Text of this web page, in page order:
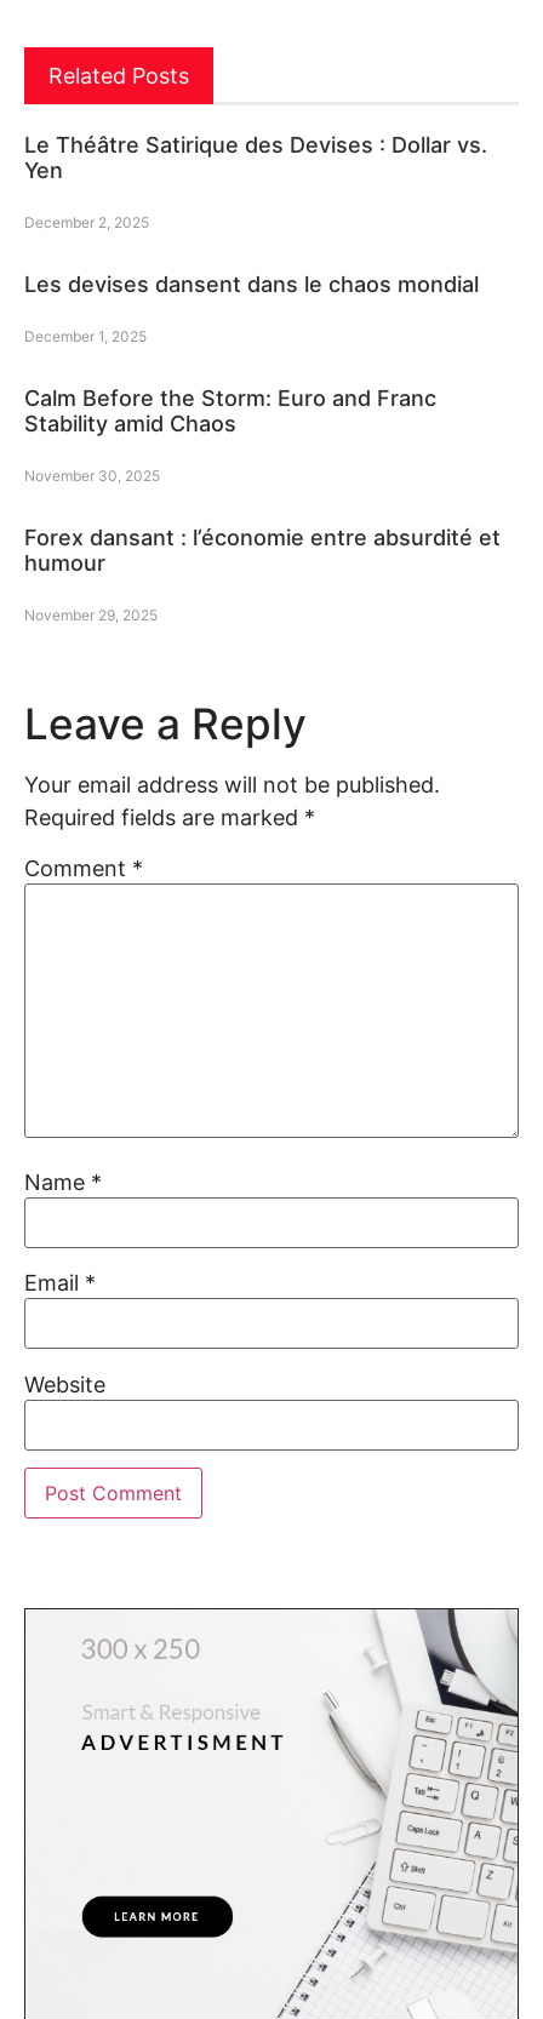
Related Posts
Le Théâtre Satirique des Devises : Dollar vs.
Yen
December 2, 2025
Les devises dansent dans le chaos mondial
December 1, 2025
Calm Before the Storm: Euro and Franc
Stability amid Chaos
November 30, 2025
Forex dansant : l’économie entre absurdité et
humour
November 29, 2025
Leave a Reply
Your email address will not be published.
Required fields are marked *
Comment *
Name *
Email *
Website